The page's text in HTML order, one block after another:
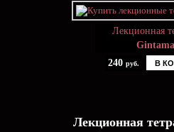
Лекционная
Gintama
240 руб. В
Лекционная